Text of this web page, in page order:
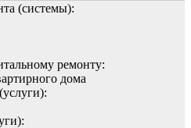
(системы):
ремонту:
дома